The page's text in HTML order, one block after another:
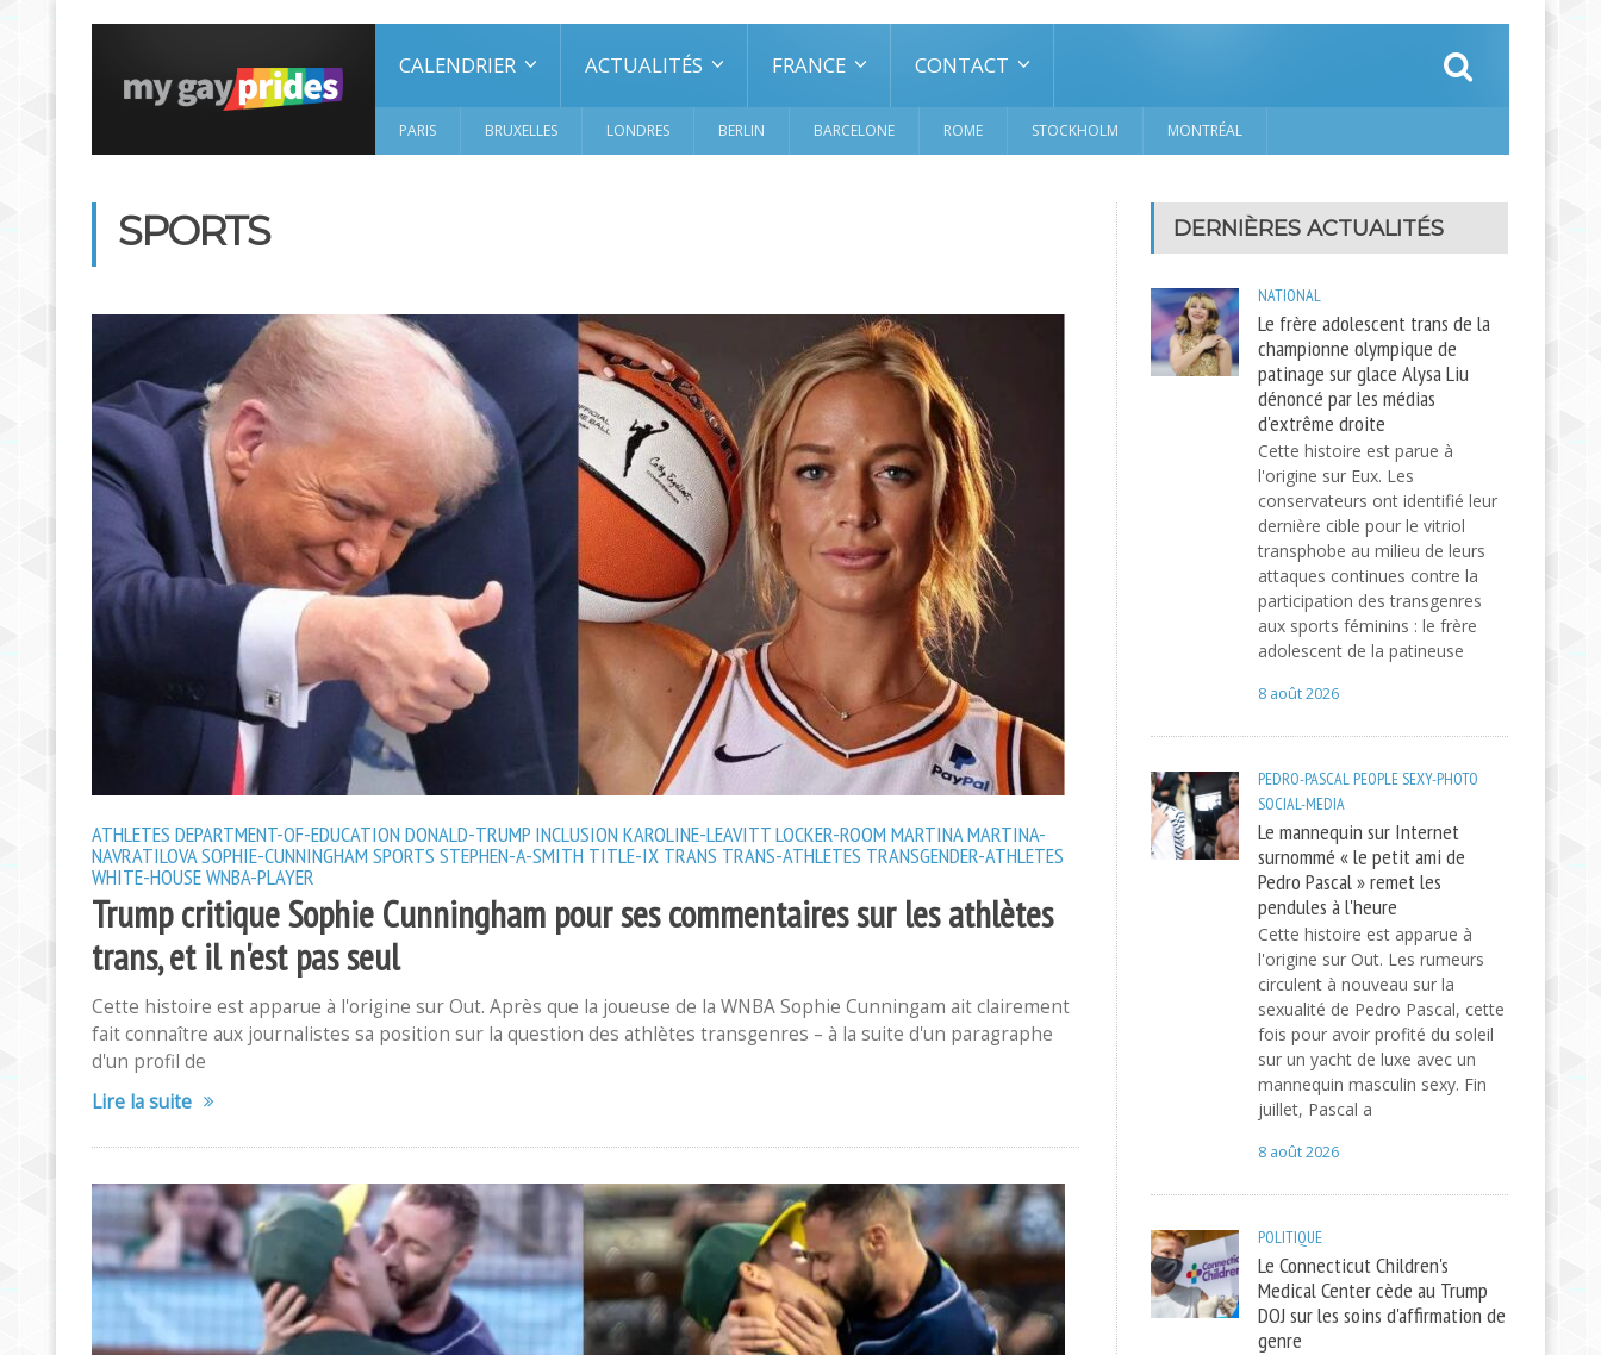
CALENDRIER ACTUALITÉS FRANCE CONTACT
PARIS BRUXELLES LONDRES BERLIN BARCELONE ROME STOCKHOLM MONTRÉAL
SPORTS
ATHLETES DEPARTMENT-OF-EDUCATION DONALD-TRUMP INCLUSION KAROLINE-LEAVITTLOCKER-ROOM MARTINAMARTINA-
NAVRATILOVASOPHIE-CUNNINGHAM SPORTS STEPHEN-A-SMITH TITLE-IX TRANS TRANS-ATHLETES TRANSGENDER-ATHLETES
WHITE-HOUSEWNBA-PLAYER
Trump critique Sophie Cunningham pour ses commentaires sur les athlètes
trans, et il n'est pas seul
Cette histoire est apparue à l'origine sur Out. Après que la joueuse de la WNBA Sophie Cunningam ait clairement
fait connaître aux journalistes sa position sur la question des athlètes transgenres – à la suite d'un paragraphe
d'un profil de
Lire la suite
DERNIÈRES ACTUALITÉS
NATIONAL
Le frère adolescent trans de la
championne olympique de
patinage sur glace Alysa Liu
dénoncé par les médias
d'extrême droite
Cette histoire est parue à
l'origine sur Eux. Les
conservateurs ont identifié leur
dernière cible pour le vitriol
transphobe au milieu de leurs
attaques continues contre la
participation des transgenres
aux sports féminins : le frère
adolescent de la patineuse
8 août 2026
PEDRO-PASCAL PEOPLESEXY-PHOTO
SOCIAL-MEDIA
Le mannequin sur Internet
surnommé « le petit ami de
Pedro Pascal » remet les
pendules à l'heure
Cette histoire est apparue à
l'origine sur Out. Les rumeurs
circulent à nouveau sur la
sexualité de Pedro Pascal, cette
fois pour avoir profité du soleil
sur un yacht de luxe avec un
mannequin masculin sexy. Fin
juillet, Pascal a
8 août 2026
POLITIQUE
Le Connecticut Children's
Medical Center cède au Trump
DOJ sur les soins d'affirmation de
genre